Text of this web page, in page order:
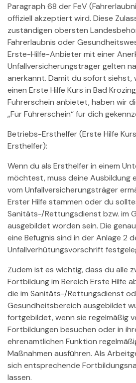
Paragraph 68 der FeV
offiziell akzeptiert wird. Diese
zuständigen obersten
Fahrerlaubnis oder
Erste-Hilfe-Anbieter mit einer
Unfallversicherungsträger gelten
anerkannt. Damit du sofort siehst,
einen Erste Hilfe Kurs in Bad
Führerschein anbietet, haben wir
„Für Führerschein“ für dich
Betriebs-Ersthelfer (Erste Hilfe
Ersthelfer):
Wenn du als Ersthelfer in einem
möchtest, muss deine Ausbildung
vom Unfallversicherungsträger
Erster Hilfe stammen oder du
Sanitäts-/Rettungsdienst bzw. im
ausgebildet worden sein. Die
eine Befugnis sind in der Anlage 2
Unfallverhütungsvorschrift
Zudem ist es wichtig, dass du alle
Fortbildung im Bereich Erste Hilfe
die im Sanitäts-/Rettungsdienst
Gesundheitsbereich ausgebildet
fortgebildet, wenn sie regelmäßig
Fortbildungen besuchen oder in
ehrenamtlichen Funktion
Maßnahmen ausführen. Als
sich entsprechende
lassen.